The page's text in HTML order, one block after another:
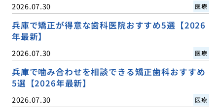
2026.07.30 医療
兵庫で矯正が得意な歯科医院おすすめ5選【2026
年最新】
2026.07.30 医療
兵庫で噛み合わせを相談できる矯正歯科おすすめ
5選【2026年最新】
2026.07.30 医療